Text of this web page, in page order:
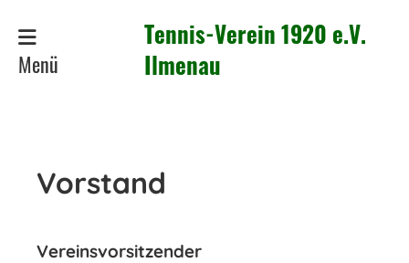
Tennis-Verein 1920 e.V.
Ilmenau
Menü
Vorstand
Vereinsvorsitzender